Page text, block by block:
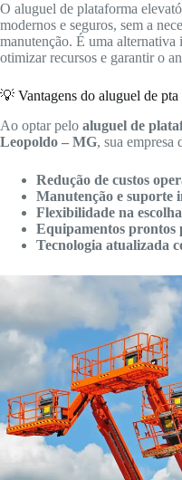
O aluguel de plataforma
modernos e seguros, sem a
manutenção. É uma alternativa
otimizar recursos e garantir o
💡 Vantagens do aluguel de
Ao optar pelo aluguel de
Leopoldo – MG, sua empresa
Redução de custos
Manutenção e suporte
Flexibilidade na
Equipamentos prontos
Tecnologia atualizada